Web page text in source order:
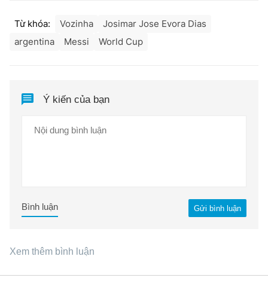
Từ khóa: Vozinha
Josimar Jose Evora Dias
argentina
Messi World Cup
Ý kiến của bạn
Gửi bình luận
Bình luận
Xem thêm bình luận